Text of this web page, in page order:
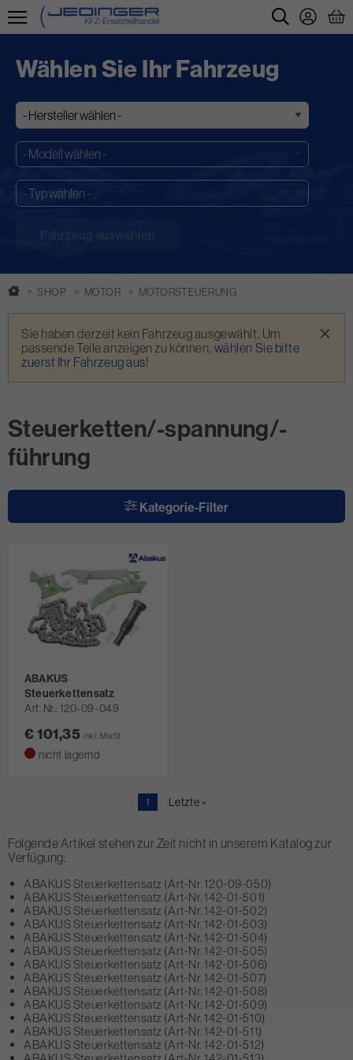
Direkt
Inhalt
Wählen Sie Ihr Fahrzeug
SHOP MOTOR MOTORSTEUERUNG
Warnmeldung
Sie haben derzeit kein Fahrzeug ausgewählt. Um
passende Teile anzeigen zu können, wählen Sie bitte
zuerst Ihr Fahrzeug aus!
×
Steuerketten/-spannung/-
führung
Kategorie-Filter
ABAKUS
Steuerkettensatz
Art. Nr. 120-09-049
€ 101,35inkl. MwSt.
nicht lagernd
Aktuelle
Seite
1
Letzte
Letzte »
Folgende Artikel stehen zur Zeit nicht in unserem Katalog zur
Verfügung:
ABAKUS Steuerkettensatz (Art-Nr. 120-09-050)
ABAKUS Steuerkettensatz (Art-Nr. 142-01-501)
ABAKUS Steuerkettensatz (Art-Nr. 142-01-502)
ABAKUS Steuerkettensatz (Art-Nr. 142-01-503)
ABAKUS Steuerkettensatz (Art-Nr. 142-01-504)
ABAKUS Steuerkettensatz (Art-Nr. 142-01-505)
ABAKUS Steuerkettensatz (Art-Nr. 142-01-506)
ABAKUS Steuerkettensatz (Art-Nr. 142-01-507)
ABAKUS Steuerkettensatz (Art-Nr. 142-01-508)
ABAKUS Steuerkettensatz (Art-Nr. 142-01-509)
ABAKUS Steuerkettensatz (Art-Nr. 142-01-510)
ABAKUS Steuerkettensatz (Art-Nr. 142-01-511)
ABAKUS Steuerkettensatz (Art-Nr. 142-01-512)